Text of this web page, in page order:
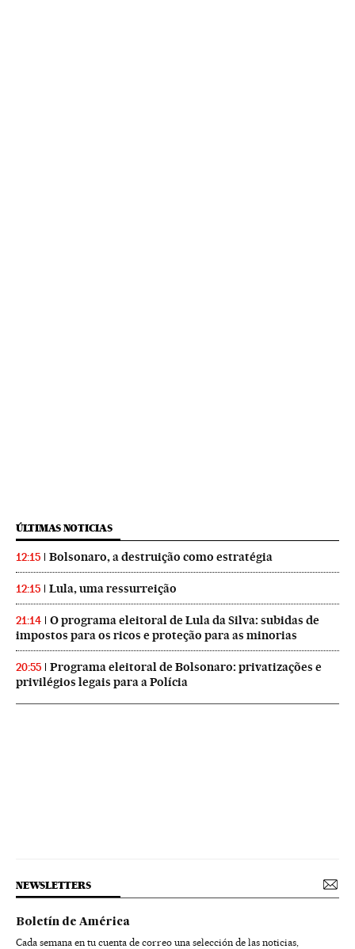
ÚLTIMAS NOTICIAS
12:15 Bolsonaro, a destruição como estratégia
12:15 Lula, uma ressurreição
21:14
O programa eleitoral de Lula da Silva: subidas de
impostos para os ricos e proteção para as minorias
20:55
Programa eleitoral de Bolsonaro: privatizações e
privilégios legais para a Polícia
NEWSLETTERS
Boletín de América
Cada semana en tu cuenta de correo una selección de las noticias,